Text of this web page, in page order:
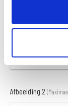
Afbeelding 1
Kies
Afbeelding 2